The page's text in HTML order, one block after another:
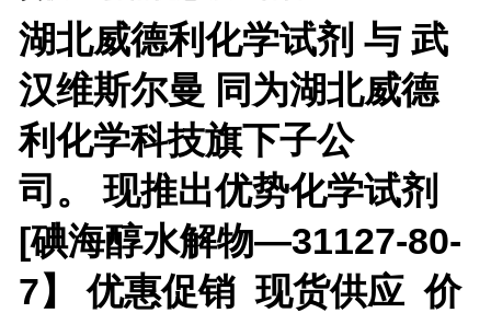
湖北威德利化学试剂 与 武
汉维斯尔曼 同为湖北威德
利化学科技旗下子公
司。 现推出优势化学试剂
[碘海醇水解物—31127-80-
7】 优惠促销 现货供应 价